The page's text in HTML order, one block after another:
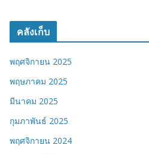
คลังเก็บ
พฤศจิกายน 2025
พฤษภาคม 2025
มีนาคม 2025
กุมภาพันธ์ 2025
พฤศจิกายน 2024